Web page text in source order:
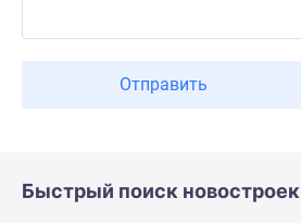
Отправить
Быстрый поиск новостроек